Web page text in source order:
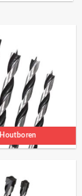
Houtboren